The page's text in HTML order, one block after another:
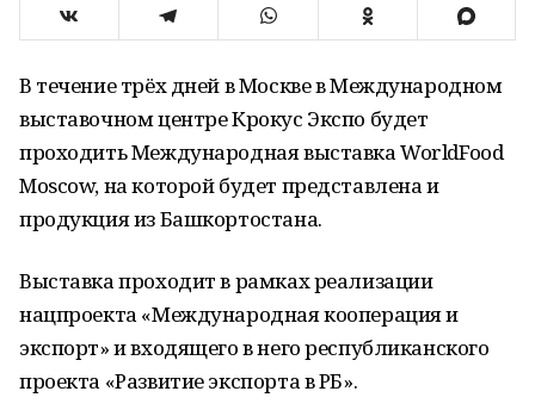
В течение трёх дней в Москве в Международном
выставочном центре Крокус Экспо будет
проходить Международная выставка WorldFood
Moscow, на которой будет представлена и
продукция из Башкортостана.
Выставка проходит в рамках реализации
нацпроекта «Международная кооперация и
экспорт» и входящего в него республиканского
проекта «Развитие экспорта в РБ».